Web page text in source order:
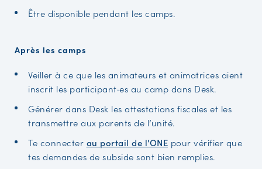
Être disponible pendant les camps.
Après les camps
Veiller à ce que les animateurs et animatrices aient
inscrit les participant·es au camp dans Desk.
Générer dans Desk les attestations fiscales et les
transmettre aux parents de l’unité.
Te connecter au portail de l'ONE pour vérifier que
tes demandes de subside sont bien remplies.